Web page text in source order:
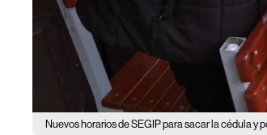
Nuevos horarios de SEGIP para sacar la cédula y